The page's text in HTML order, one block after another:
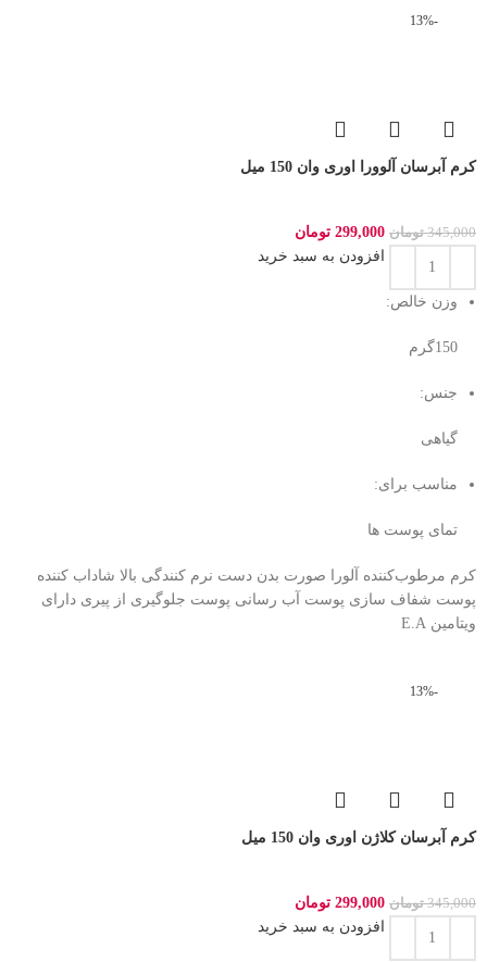
-13%
کرم آبرسان آلوورا اوری وان 150 میل
345,000 تومان 299,000 تومان
افزودن به سبد خرید
وزن خالص:
150گرم
جنس:
گیاهی
مناسب برای:
تمای پوست ها
کرم مرطوب‌کننده آلورا صورت بدن دست نرم کنندگی بالا شاداب کننده
پوست شفاف سازی پوست آب رسانی پوست جلوگیری از پیری دارای
ویتامین E.A
-13%
کرم آبرسان کلاژن اوری وان 150 میل
345,000 تومان 299,000 تومان
افزودن به سبد خرید